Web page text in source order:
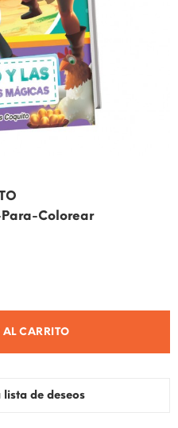
Colorear
CARRITO
de deseos